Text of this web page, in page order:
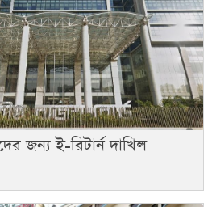
জন্য ই-রিটার্ন দাখিল